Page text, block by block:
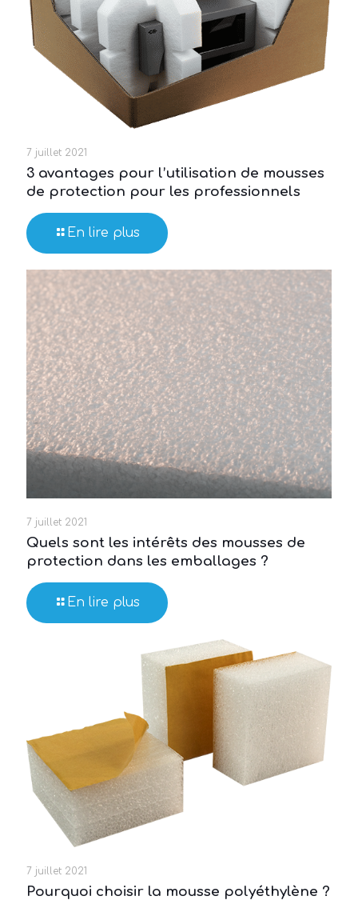
7 juillet 2021
3 avantages pour l’utilisation de mousses
de protection pour les professionnels
En lire plus
7 juillet 2021
Quels sont les intérêts des mousses de
protection dans les emballages ?
En lire plus
7 juillet 2021
Pourquoi choisir la mousse polyéthylène ?